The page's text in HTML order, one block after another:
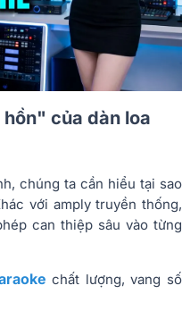
của dàn loa
chúng ta cần hiểu tại sao
với amply truyền thống,
can thiệp sâu vào từng
chất lượng, vang số